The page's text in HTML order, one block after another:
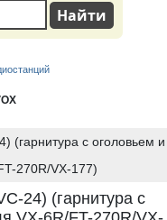
(гарнитура с оголовьем и
270R/VX-177)
24) (гарнитура с